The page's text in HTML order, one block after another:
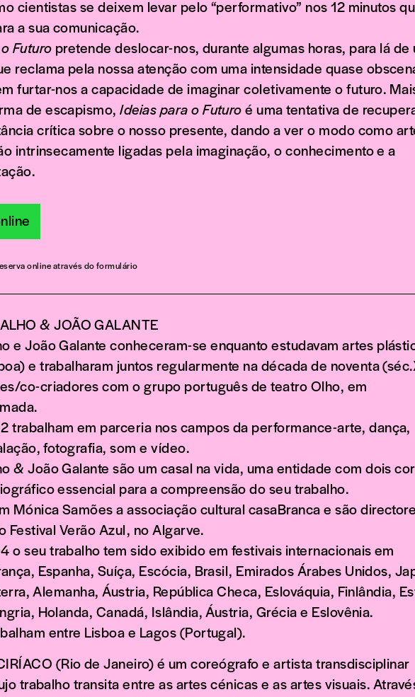
cientistas se deixem levar pelo “performativo” nos 12 minutos
a sua comunicação.
Futuro pretende deslocar-nos, durante algumas horas, para lá de
reclama pela nossa atenção com uma intensidade quase
furtar-nos a capacidade de imaginar coletivamente o futuro.
de escapismo, Ideias para o Futuroé uma tentativa de
crítica sobre o nosso presente, dando a ver o modo como
intrinsecamente ligadas pela imaginação, o conhecimento e a
online através do formulário
& JOÃO GALANTE
e João Galante conheceram-se enquanto estudavam artes
e trabalharam juntos regularmente na década de noventa
co-criadores com o grupo português de teatro Olho, em
trabalham em parceria nos campos da performance-arte, dança,
fotografia, som e vídeo.
& João Galante são um casal na vida, uma entidade com dois
essencial para a compreensão do seu trabalho.
Mónica Samões a associação cultural casaBranca e são
Festival Verão Azul, no Algarve.
o seu trabalho tem sido exibido em festivais internacionais em
Espanha, Suíça, Escócia, Brasil, Emirados Árabes Unidos,
Alemanha, Áustria, República Checa, Eslováquia, Finlândia,
Holanda, Canadá, Islândia, Áustria, Grécia e Eslovênia.
entre Lisboa e Lagos (Portugal).
(Rio de Janeiro) é um coreógrafo e artista transdisciplinar
trabalho transita entre as artes cénicas e as artes visuais.